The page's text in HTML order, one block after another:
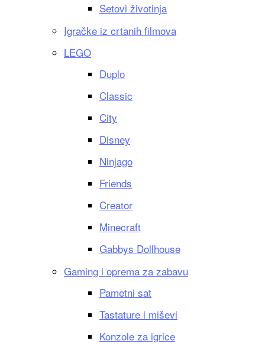
Setovi životinja
Igračke iz crtanih filmova
LEGO
Duplo
Classic
City
Disney
Ninjago
Friends
Creator
Minecraft
Gabbys Dollhouse
Gaming i oprema za zabavu
Pametni sat
Tastature i miševi
Konzole za igrice